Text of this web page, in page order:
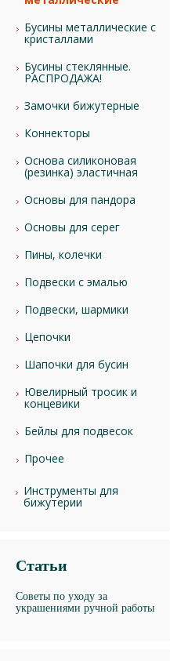
Бусины металлические с
кристаллами
Бусины стеклянные.
РАСПРОДАЖА!
Замочки бижутерные
Коннекторы
Основа силиконовая
(резинка) эластичная
Основы для пандора
Основы для серег
Пины, колечки
Подвески с эмалью
Подвески, шармики
Цепочки
Шапочки для бусин
Ювелирный тросик и
концевики
Бейлы для подвесок
Прочее
Инструменты для
бижутерии
Статьи
Советы по уходу за
украшениями ручной работы